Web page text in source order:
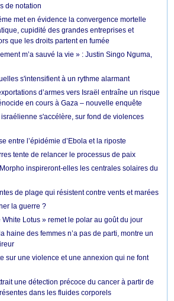
de notation
met en évidence la convergence mortelle
cupidité des grandes entreprises et
que les droits partent en fumée
m’a sauvé la vie » : Justin Singo Nguma,
s'intensifient à un rythme alarmant
d’armes vers Israël entraîne un risque
en cours à Gaza – nouvelle enquête
s'accélère, sur fond de violences
entre l’épidémie d’Ebola et la riposte
tente de relancer le processus de paix
inspireront-elles les centrales solaires du
de plage qui résistent contre vents et marées
la guerre ?
Lotus » remet le polar au goût du jour
haine des femmes n’a pas de parti, montre un
sur une violence et une annexion qui ne font
une détection précoce du cancer à partir de
dans les fluides corporels